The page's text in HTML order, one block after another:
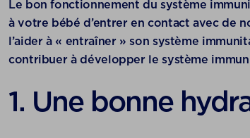
Le bon fonctionnement du système
à votre bébé d’entrer en contact avec de
l’aider à « entraîner » son système
contribuer à développer le système
1. Une bonne